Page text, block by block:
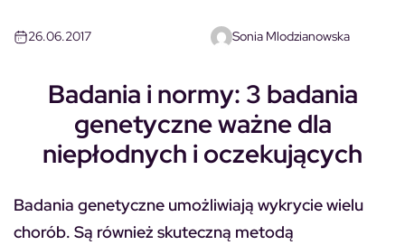
26.06.2017 Sonia Mlodzianowska
Badania i normy: 3 badania
genetyczne ważne dla
niepłodnych i oczekujących
Badania genetyczne umożliwiają wykrycie wielu
chorób. Są również skuteczną metodą